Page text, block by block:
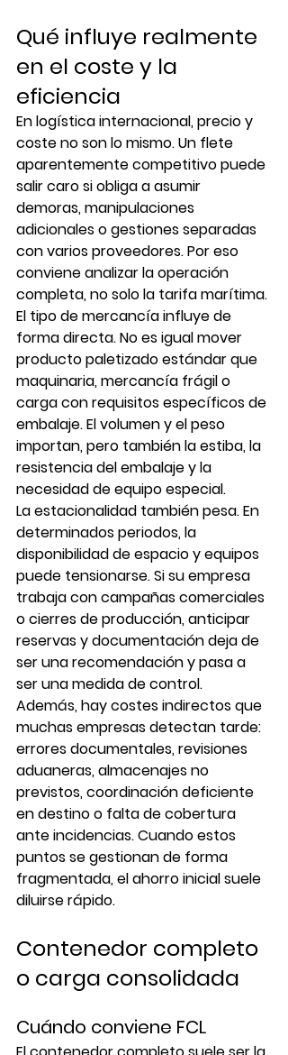
Qué influye realmente
en el coste y la
eficiencia
En logística internacional, precio y
coste no son lo mismo. Un flete
aparentemente competitivo puede
salir caro si obliga a asumir
demoras, manipulaciones
adicionales o gestiones separadas
con varios proveedores. Por eso
conviene analizar la operación
completa, no solo la tarifa marítima.
El tipo de mercancía influye de
forma directa. No es igual mover
producto paletizado estándar que
maquinaria, mercancía frágil o
carga con requisitos específicos de
embalaje. El volumen y el peso
importan, pero también la estiba, la
resistencia del embalaje y la
necesidad de equipo especial.
La estacionalidad también pesa. En
determinados periodos, la
disponibilidad de espacio y equipos
puede tensionarse. Si su empresa
trabaja con campañas comerciales
o cierres de producción, anticipar
reservas y documentación deja de
ser una recomendación y pasa a
ser una medida de control.
Además, hay costes indirectos que
muchas empresas detectan tarde:
errores documentales, revisiones
aduaneras, almacenajes no
previstos, coordinación deficiente
en destino o falta de cobertura
ante incidencias. Cuando estos
puntos se gestionan de forma
fragmentada, el ahorro inicial suele
diluirse rápido.
Contenedor completo
o carga consolidada
Cuándo conviene FCL